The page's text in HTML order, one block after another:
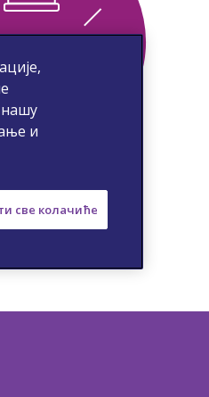
нашу
и
све колачиће